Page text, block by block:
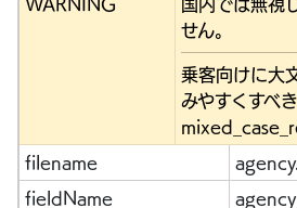
WARNING
国内では無視
せん。
乗客向けに大
みやすくすべき
filename
fieldName